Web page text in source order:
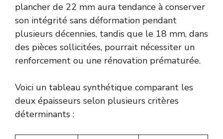
plancher de 22 mm aura tendance à conserver
son intégrité sans déformation pendant
plusieurs décennies, tandis que le 18 mm, dans
des pièces sollicitées, pourrait nécessiter un
renforcement ou une rénovation prématurée.
Voici un tableau synthétique comparant les
deux épaisseurs selon plusieurs critères
déterminants :